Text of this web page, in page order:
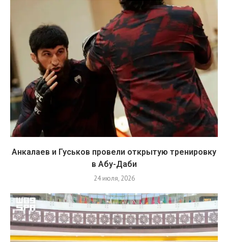
Анкалаев и Гуськов провели открытую тренировку
в Абу-Даби
24 июля, 2026